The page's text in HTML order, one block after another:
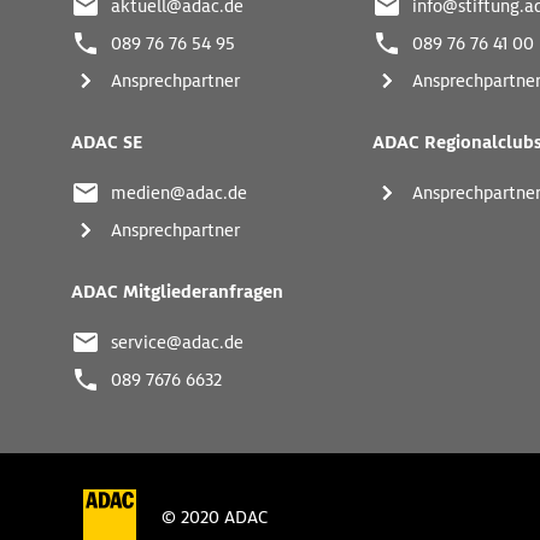
aktuell@adac.de
089 76 76 54 95
Ansprechpartner
089 76 76 41 00
Ansprechpartner
ADAC SE
medien@adac.de
Ansprechpartner
ADAC
Ansprechpartner
ADAC Mitgliederanfragen
service@adac.de
089 7676 6632
© 2020 ADAC